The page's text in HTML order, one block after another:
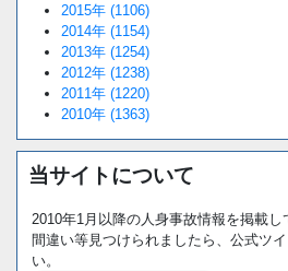
2015年 (1106)
2014年 (1154)
2013年 (1254)
2012年 (1238)
2011年 (1220)
2010年 (1363)
当サイトについて
2010年1月以降の人身事故情報を掲載し
間違い等見つけられましたら、公式ツ
い。